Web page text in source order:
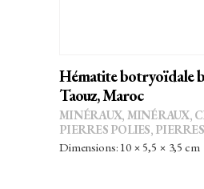
Hématite botryoïdale
Taouz, Maroc
MINÉRAUX, MINÉRAUX,
PIERRES POLIES,
Dimensions: 10 × 5,5 × 3,5 cm